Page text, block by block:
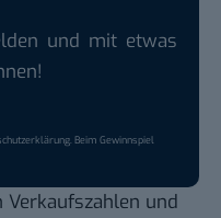
und mit etwas
. Beim Gewinnspiel
und